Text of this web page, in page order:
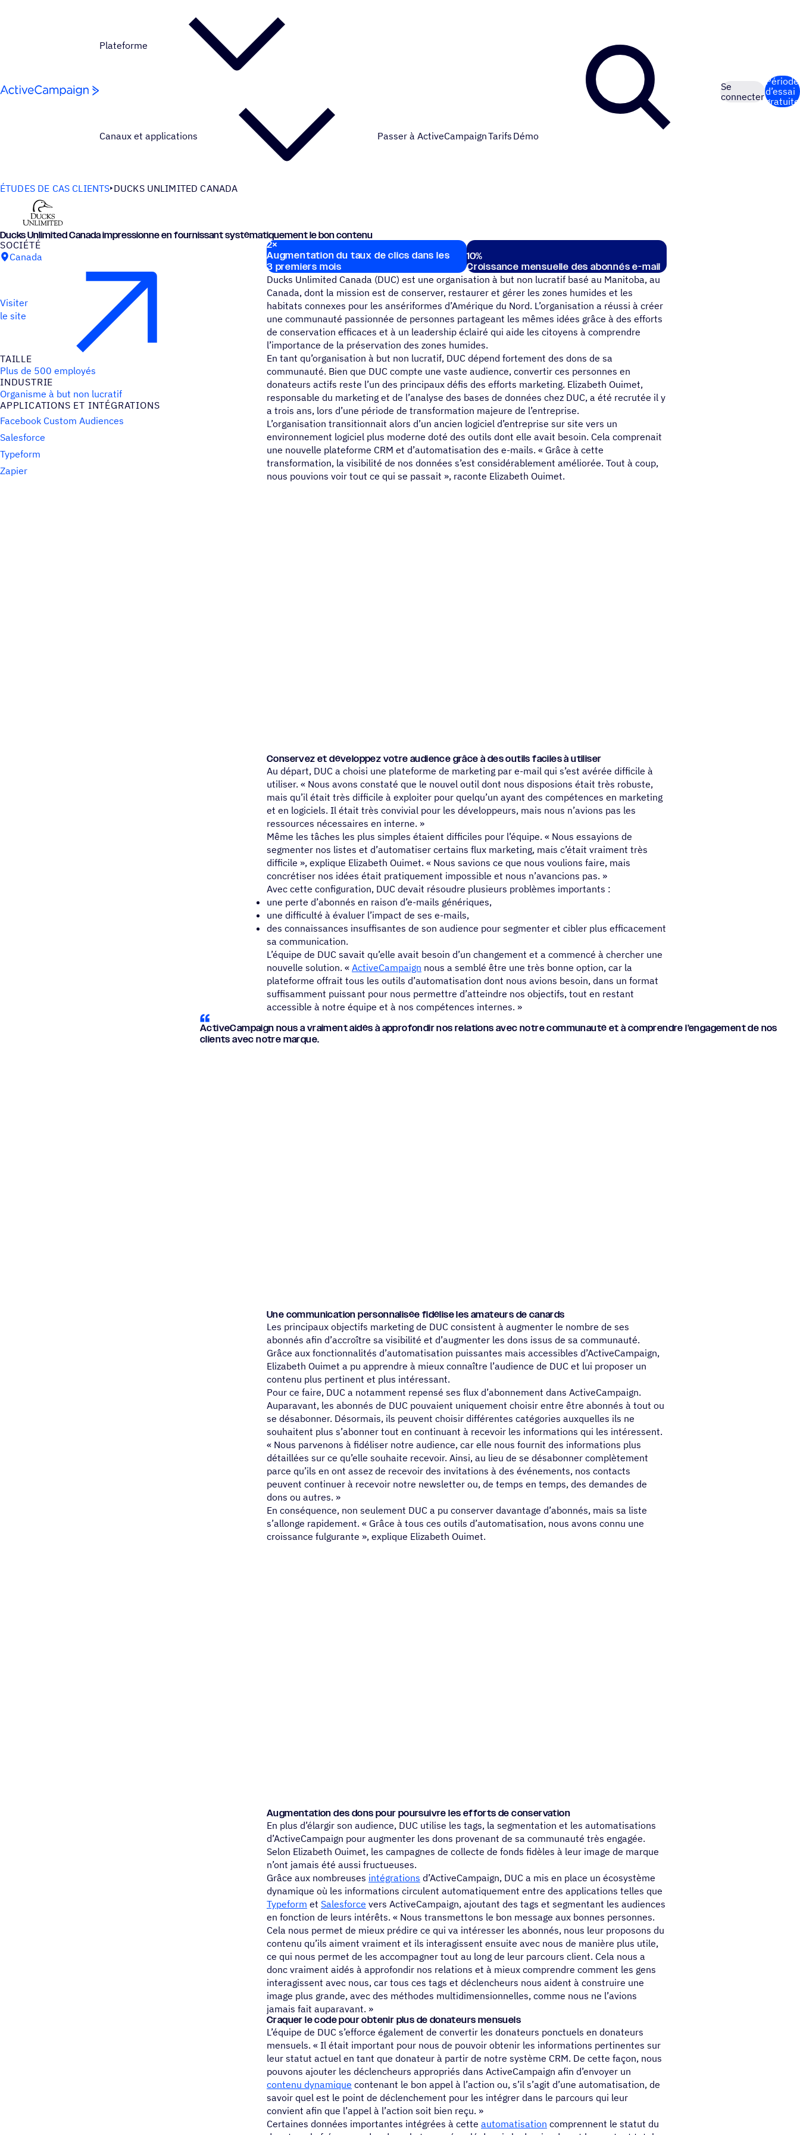
Plateforme
Canaux et applications Passer à ActiveCampaignTarifs Démo
Se
connecter
Période
d’essai
gratuite
ÉTUDES DE CAS CLIENTS DUCKS UNLIMITED CANADA
Ducks Unli­mi­ted Canada impres­sionne en four­nis­sant systé­ma­ti­que­ment le bon contenu
SOCIÉTÉ
Canada
Visiter
le site
TAILLE
Plus de 500 employés
INDUS­TRIE
Organisme à but non lucratif
APPLI­CA­TIONS ET INTÉGRATIONS
Facebook Custom Audiences
Salesforce
Typeform
Zapier
Statis­tiques principales
2×
Augmentation du taux de clics dans les
3 premiers mois
10%
Croissance mensuelle des abonnés e-mail
Ducks Unlimited Canada (DUC) est une organisation à but non lucratif basé au Manitoba, au
Canada, dont la mission est de conserver, restaurer et gérer les zones humides et les
habitats connexes pour les ansériformes d’Amérique du Nord. L’organisation a réussi à créer
une communauté passionnée de personnes partageant les mêmes idées grâce à des efforts
de conservation efficaces et à un leadership éclairé qui aide les citoyens à comprendre
l’importance de la préservation des zones humides.
En tant qu’organisation à but non lucratif, DUC dépend fortement des dons de sa
communauté. Bien que DUC compte une vaste audience, convertir ces personnes en
donateurs actifs reste l’un des principaux défis des efforts marketing. Elizabeth Ouimet,
responsable du marketing et de l’analyse des bases de données chez DUC, a été recrutée il y
a trois ans, lors d’une période de transformation majeure de l’entreprise.
L’organisation transitionnait alors d’un ancien logiciel d’entreprise sur site vers un
environnement logiciel plus moderne doté des outils dont elle avait besoin. Cela comprenait
une nouvelle plateforme CRM et d’automatisation des e-mails. « Grâce à cette
transformation, la visibilité de nos données s’est considérablement améliorée. Tout à coup,
nous pouvions voir tout ce qui se passait », raconte Elizabeth Ouimet.
Conser­vez et déve­lop­pez votre audience grâce à des outils faciles à utiliser
Au départ, DUC a choisi une plateforme de marketing par e-mail qui s’est avérée difficile à
utiliser. « Nous avons constaté que le nouvel outil dont nous disposions était très robuste,
mais qu’il était très difficile à exploiter pour quelqu’un ayant des compétences en marketing
et en logiciels. Il était très convivial pour les développeurs, mais nous n’avions pas les
ressources nécessaires en interne. »
Même les tâches les plus simples étaient difficiles pour l’équipe. « Nous essayions de
segmenter nos listes et d’automatiser certains flux marketing, mais c’était vraiment très
difficile », explique Elizabeth Ouimet. « Nous savions ce que nous voulions faire, mais
concrétiser nos idées était pratiquement impossible et nous n’avancions pas. »
Avec cette configuration, DUC devait résoudre plusieurs problèmes importants :
une perte d’abonnés en raison d’e-mails génériques,
une difficulté à évaluer l’impact de ses e-mails,
des connaissances insuffisantes de son audience pour segmenter et cibler plus efficacement
sa communication.
L’équipe de DUC savait qu’elle avait besoin d’un changement et a commencé à chercher une
nouvelle solution. « ActiveCampaign nous a semblé être une très bonne option, car la
plateforme offrait tous les outils d’automatisation dont nous avions besoin, dans un format
suffisamment puissant pour nous permettre d’atteindre nos objectifs, tout en restant
accessible à notre équipe et à nos compétences internes. »
ActiveCampaign nous a vrai­ment aidés à appro­fon­dir nos rela­tions avec notre commu­nauté et à comprendre l’engagement de nos
clients avec notre marque.
Une commu­ni­ca­tion person­na­li­sée fidé­lise les amateurs de canards
Les principaux objectifs marketing de DUC consistent à augmenter le nombre de ses
abonnés afin d’accroître sa visibilité et d’augmenter les dons issus de sa communauté.
Grâce aux fonctionnalités d’automatisation puissantes mais accessibles d’ActiveCampaign,
Elizabeth Ouimet a pu apprendre à mieux connaître l’audience de DUC et lui proposer un
contenu plus pertinent et plus intéressant.
Pour ce faire, DUC a notamment repensé ses flux d’abonnement dans ActiveCampaign.
Auparavant, les abonnés de DUC pouvaient uniquement choisir entre être abonnés à tout ou
se désabonner. Désormais, ils peuvent choisir différentes catégories auxquelles ils ne
souhaitent plus s’abonner tout en continuant à recevoir les informations qui les intéressent.
« Nous parvenons à fidéliser notre audience, car elle nous fournit des informations plus
détaillées sur ce qu’elle souhaite recevoir. Ainsi, au lieu de se désabonner complètement
parce qu’ils en ont assez de recevoir des invitations à des événements, nos contacts
peuvent continuer à recevoir notre newsletter ou, de temps en temps, des demandes de
dons ou autres. »
En conséquence, non seulement DUC a pu conserver davantage d’abonnés, mais sa liste
s’allonge rapidement. « Grâce à tous ces outils d’automatisation, nous avons connu une
croissance fulgurante », explique Elizabeth Ouimet.
Augmen­ta­tion des dons pour pour­suivre les efforts de conservation
En plus d’élargir son audience, DUC utilise les tags, la segmentation et les automatisations
d’ActiveCampaign pour augmenter les dons provenant de sa communauté très engagée.
Selon Elizabeth Ouimet, les campagnes de collecte de fonds fidèles à leur image de marque
n’ont jamais été aussi fructueuses.
Grâce aux nombreuses intégrations d’ActiveCampaign, DUC a mis en place un écosystème
dynamique où les informations circulent automatiquement entre des applications telles que
Typeform et Salesforce vers ActiveCampaign, ajoutant des tags et segmentant les audiences
en fonction de leurs intérêts. « Nous transmettons le bon message aux bonnes personnes.
Cela nous permet de mieux prédire ce qui va intéresser les abonnés, nous leur proposons du
contenu qu’ils aiment vraiment et ils interagissent ensuite avec nous de manière plus utile,
ce qui nous permet de les accompagner tout au long de leur parcours client. Cela nous a
donc vraiment aidés à approfondir nos relations et à mieux comprendre comment les gens
interagissent avec nous, car tous ces tags et déclencheurs nous aident à construire une
image plus grande, avec des méthodes multidimensionnelles, comme nous ne l’avions
jamais fait auparavant. »
Craquer le code pour obtenir plus de donateurs mensuels
L’équipe de DUC s’efforce également de convertir les donateurs ponctuels en donateurs
mensuels. « Il était important pour nous de pouvoir obtenir les informations pertinentes sur
leur statut actuel en tant que donateur à partir de notre système CRM. De cette façon, nous
pouvons ajouter les déclencheurs appropriés dans ActiveCampaign afin d’envoyer un
contenu dynamique contenant le bon appel à l’action ou, s’il s’agit d’une automatisation, de
savoir quel est le point de déclenchement pour les intégrer dans le parcours qui leur
convient afin que l’appel à l’action soit bien reçu. »
Certaines données importantes intégrées à cette automatisation comprennent le statut du